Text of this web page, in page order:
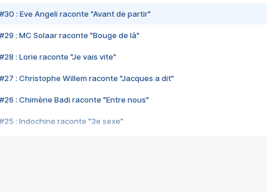
#30 : Eve Angeli raconte "Avant de partir"
#29 : MC Solaar raconte "Bouge de là"
#28 : Lorie raconte "Je vais vite"
#27 : Christophe Willem raconte "Jacques a dit"
#26 : Chimène Badi raconte "Entre nous"
#25 : Indochine raconte "3e sexe"